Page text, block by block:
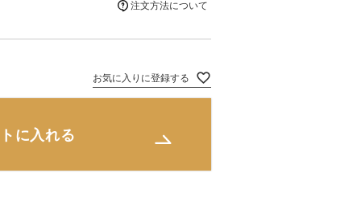
注文方法について
お気に入りに登録する
に入れる